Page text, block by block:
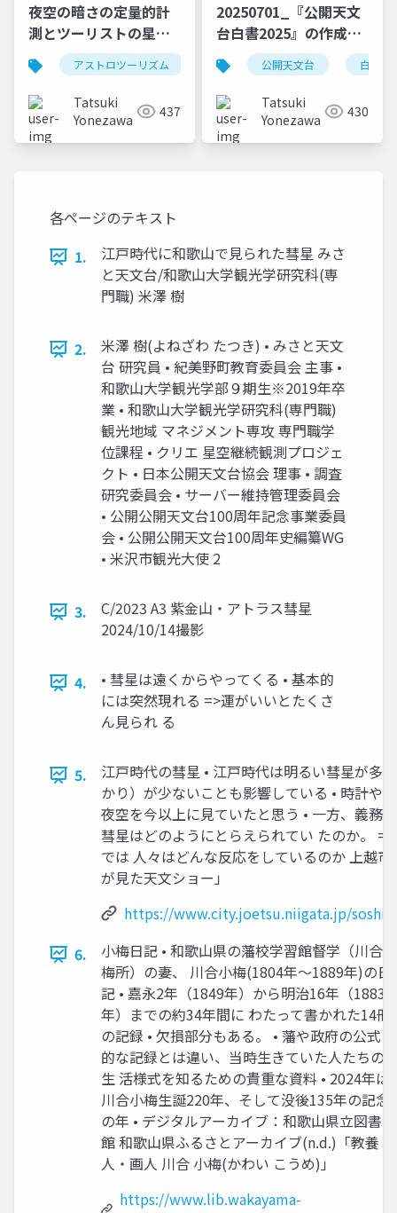
夜空の暗さの定量的計
測とツーリストの星空
評価の比較分析~ みさ
と天文台における予備
調査と今後の展望 ~
アストロツーリズム 星空評価 夜空の明るさ
Tatsuki
Yonezawa
437
20250701_『公開天文
台白書2025』の作成過
程と調査協力のお願い
について
公開天文台 白書
Tatsuki
Yonezawa
430
各ページのテキスト
1.
江戸時代に和歌山で見られた彗星 みさ
と天文台/和歌山大学観光学研究科(専
門職) 米澤 樹
2.
米澤 樹(よねざわ たつき) • みさと天文
台 研究員 • 紀美野町教育委員会 主事 •
和歌山大学観光学部９期生※2019年卒
業 • 和歌山大学観光学研究科(専門職)
観光地域 マネジメント専攻 専門職学
位課程 • クリエ 星空継続観測プロジェ
クト • 日本公開天文台協会 理事 • 調査
研究委員会 • サーバー維持管理委員会
• 公開公開天文台100周年記念事業委員
会 • 公開公開天文台100周年史編纂WG
• 米沢市観光大使 2
3.
C/2023 A3 紫金山・アトラス彗星
2024/10/14撮影
4.
• 彗星は遠くからやってくる • 基本的
には突然現れる =>運がいいとたくさ
ん見られ る
5.
江戸時代の彗星 • 江戸時代は明るい彗星が多
かり）が少ないことも影響している • 時計や
夜空を今以上に見ていたと思う • 一方、義務
彗星はどのようにとらえられてい たのか。
では 人々はどんな反応をしているのか 上越
が見た天文ショー」
https://www.city.joetsu.niigata.jp/
6.
小梅日記 • 和歌山県の藩校学習館督学（川合
梅所）の妻、 川合小梅(1804年～1889年)の日
記 • 嘉永2年（1849年）から明治16年（1883
年）までの約34年間に わたって書かれた14冊
の記録 • 欠損部分もある。 • 藩や政府の公式
的な記録とは違い、当時生きていた人たちの
生 活様式を知るための貴重な資料 • 2024年は
川合小梅生誕220年、そして没後135年の記念
の年 • デジタルアーカイブ：和歌山県立図書
館 和歌山県ふるさとアーカイブ(n.d.)「教養
人・画人 川合 小梅(かわい こうめ)」
https://www.lib.wakayama-